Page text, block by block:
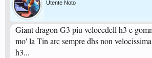
Utente Noto
Giant dragon G3 piu velocedell h3 e
mo' la Tin arc sempre dhs non
h3...